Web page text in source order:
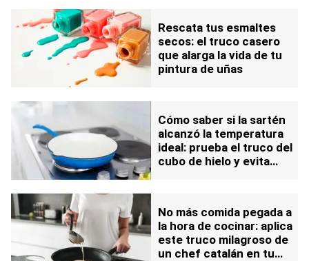
Rescata tus esmaltes
secos: el truco casero
que alarga la vida de tu
pintura de uñas
Cómo saber si la sartén
alcanzó la temperatura
ideal: prueba el truco del
cubo de hielo y evita
No más comida pegada a
la hora de cocinar: aplica
este truco milagroso de
un chef catalán en tu